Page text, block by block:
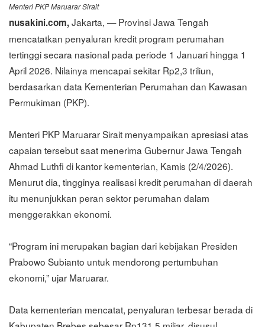
Menteri PKP Maruarar Sirait
nusakini.com,Jakarta, — Provinsi Jawa Tengah
mencatatkan penyaluran kredit program perumahan
tertinggi secara nasional pada periode 1 Januari hingga 1
April 2026. Nilainya mencapai sekitar Rp2,3 triliun,
berdasarkan data Kementerian Perumahan dan Kawasan
Permukiman (PKP).
Menteri PKP Maruarar Sirait menyampaikan apresiasi atas
capaian tersebut saat menerima Gubernur Jawa Tengah
Ahmad Luthfi di kantor kementerian, Kamis (2/4/2026).
Menurut dia, tingginya realisasi kredit perumahan di daerah
itu menunjukkan peran sektor perumahan dalam
menggerakkan ekonomi.
“Program ini merupakan bagian dari kebijakan Presiden
Prabowo Subianto untuk mendorong pertumbuhan
ekonomi,” ujar Maruarar.
Data kementerian mencatat, penyaluran terbesar berada di